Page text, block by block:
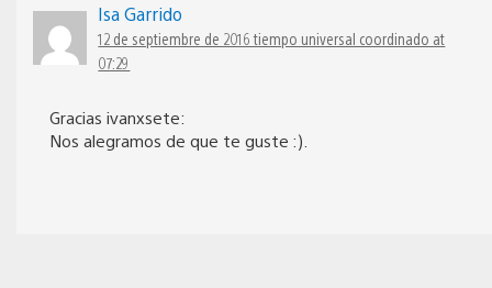
Isa Garrido
12 de septiembre de 2016 tiempo universal coordinado at
07:29
Gracias ivanxsete:
Nos alegramos de que te guste :).